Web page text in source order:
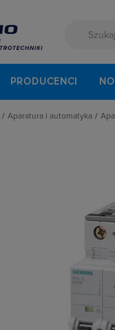
PRODUCENCI
Aparatura i automatyka
Automatyka
Czujniki i wyłączniki
Elementy pasywne
Elementy sterowania i
Rozłączniki i podstawy
Sterownie i